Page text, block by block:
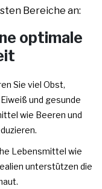
Bereiche an:
optimale
Sie viel Obst,
und gesunde
wie Beeren und
Lebensmittel wie
unterstützen die